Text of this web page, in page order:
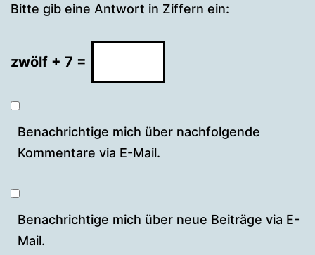
Bitte gib eine Antwort in Ziffern ein:
zwölf + 7 =
Benachrichtige mich über nachfolgende
Kommentare via E-Mail.
Benachrichtige mich über neue Beiträge via E-
Mail.